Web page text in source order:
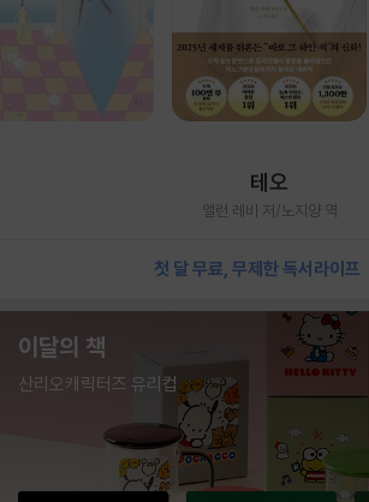
테오
앨런 레비 저/노지양 역
첫 달 무료, 무제한 독서라이프
이달의 책
산리오캐릭터즈 유리컵